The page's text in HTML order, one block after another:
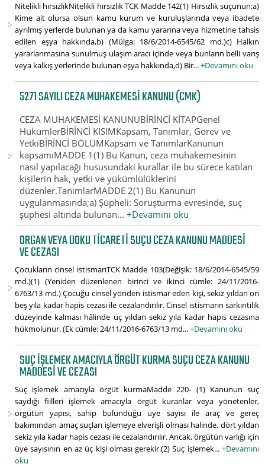
Nitelikli hırsızlıkNitelikli hırsızlık TCK Madde 142(1) Hırsızlık suçunun;a)
Kime ait olursa olsun kamu kurum ve kuruluşlarında veya ibadete
ayrılmış yerlerde bulunan ya da kamu yararına veya hizmetine tahsis
edilen eşya hakkında,b) (Mülga: 18/6/2014-6545/62 md.)c) Halkın
yararlanmasına sunulmuş ulaşım aracı içinde veya bunların belli varış
veya kalkış yerlerinde bulunan eşya hakkında,d) Bir...+Devamını oku
5271 SAYILI CEZA MUHAKEMESI KANUNU (CMK)
CEZA MUHAKEMESİ KANUNUBİRİNCİ KİTAPGenel
HükümlerBİRİNCİ KISIMKapsam, Tanımlar, Görev ve
YetkiBİRİNCİ BÖLÜMKapsam ve TanımlarKanunun
kapsamıMADDE 1(1) Bu Kanun, ceza muhakemesinin
nasıl yapılacağı hususundaki kurallar ile bu sürece katılan
kişilerin hak, yetki ve yükümlülüklerini
düzenler.TanımlarMADDE 2(1) Bu Kanunun
uygulanmasında;a) Şüpheli: Soruşturma evresinde, suç
şüphesi altında bulunan...+Devamını oku
ORGAN VEYA DOKU TICARETI SUÇU CEZA KANUNU MADDESI
VE CEZASI
Çocukların cinsel istismarıTCK Madde 103(Değişik: 18/6/2014-6545/59
md.)(1) (Yeniden düzenlenen birinci ve ikinci cümle: 24/11/2016-
6763/13 md.) Çocuğu cinsel yönden istismar eden kişi, sekiz yıldan on
beş yıla kadar hapis cezası ile cezalandırılır. Cinsel istismarın sarkıntılık
düzeyinde kalması hâlinde üç yıldan sekiz yıla kadar hapis cezasına
hükmolunur. (Ek cümle: 24/11/2016-6763/13 md...+Devamını oku
SUÇ IŞLEMEK AMACIYLA ÖRGÜT KURMA SUÇU CEZA KANUNU
MADDESI VE CEZASI
Suç işlemek amacıyla örgüt kurmaMadde 220- (1) Kanunun suç
saydığı fiilleri işlemek amacıyla örgüt kuranlar veya yönetenler,
örgütün yapısı, sahip bulunduğu üye sayısı ile araç ve gereç
bakımından amaç suçları işlemeye elverişli olması halinde, dört yıldan
sekiz yıla kadar hapis cezası ile cezalandırılır. Ancak, örgütün varlığı için
üye sayısının en az üç kişi olması gerekir.(2) Suç işlemek... +Devamını
oku